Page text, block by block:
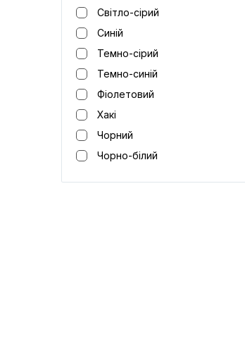
Світло-сірий
Синій
Темно-сірий
Темно-синій
Фіолетовий
Хакі
Чорний
Чорно-білий